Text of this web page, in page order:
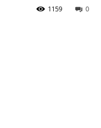
0
1159